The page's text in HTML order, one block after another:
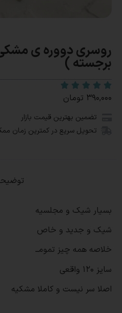
روسری دووره ی
برجسته )
۳۹۰,۰۰۰ تومان
تضمین بهترین قیمت بازار
تحویل سریع در کمترین زمان
بسیار شیک و مجلسیه
شیک و جدید و خاص
خلاصه همه چیز تمومــ
سایز ۱۲۰ واقعی
اصلا سر نیست و کاملا مشکیه